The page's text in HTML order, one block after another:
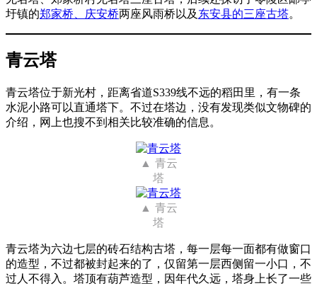
圩镇的郑家桥、庆安桥两座风雨桥以及 东安县的三座古塔。
青云塔
青云塔位于新光村，距离省道S339线不远的稻田里，有一条
水泥小路可以直通塔下。不过在塔边，没有发现类似文物碑的
介绍，网上也搜不到相关比较准确的信息。
青云
塔
青云
塔
青云塔为六边七层的砖石结构古塔，每一层每一面都有做窗口
的造型，不过都被封起来的了，仅留第一层西侧留一小口，不
过人不得入。塔顶有葫芦造型，因年代久远，塔身上长了一些